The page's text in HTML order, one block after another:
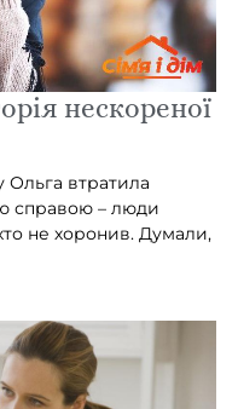
нескореної
Ольга втратила
справою – люди
не хоронив. Думали,